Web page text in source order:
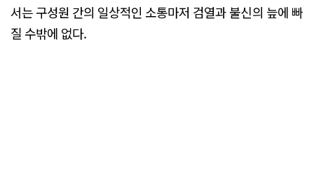
서는 구성원 간의 일상적인 소통마저 검열과 불신의 늪에 빠
질 수밖에 없다.